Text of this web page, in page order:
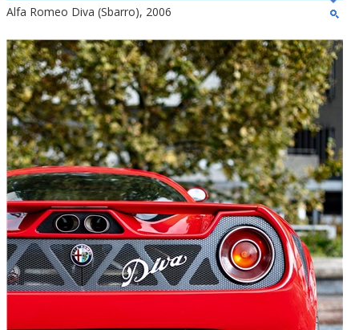
Alfa Romeo Diva (Sbarro), 2006